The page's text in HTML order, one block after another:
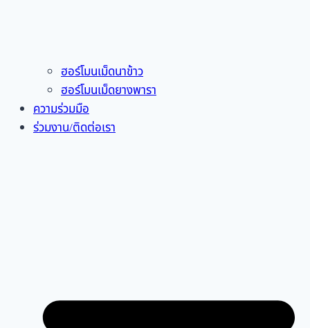
ฮอร์โมนเม็ดนาข้าว
ฮอร์โมนเม็ดยางพารา
ความร่วมมือ
ร่วมงาน/ติดต่อเรา